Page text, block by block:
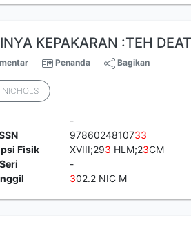
KEPAKARAN :TEH
Penanda Bagikan
NICHOLS
-
9786024810733
Fisik
XVIII;293 HLM;23CM
-
302.2 NIC M